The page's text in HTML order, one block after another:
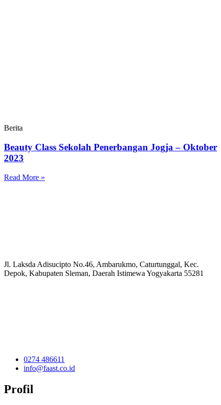
Berita
Beauty Class Sekolah Penerbangan Jogja – Oktober
2023
Read More »
Jl. Laksda Adisucipto No.46, Ambarukmo, Caturtunggal, Kec.
Depok, Kabupaten Sleman, Daerah Istimewa Yogyakarta 55281
0274 486611
info@faast.co.id
Profil